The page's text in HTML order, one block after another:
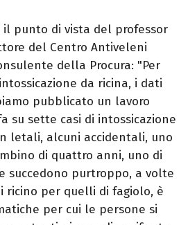
punto di vista del professor
del Centro Antiveleni
della Procura: "Per
da ricina, i dati
pubblicato un lavoro
su sette casi di intossicazione
letali, alcuni accidentali, uno
di quattro anni, uno di
succedono purtroppo, a volte
ricino per quelli di fagiolo, è
per cui le persone si